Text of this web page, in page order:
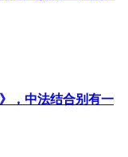
，中法结合别有一